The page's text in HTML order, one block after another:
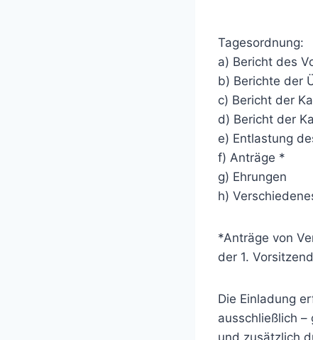
Tagesordnung:
a) Bericht des
b) Berichte der
c) Bericht der
d) Bericht der
e) Entlastung
f) Anträge *
g) Ehrungen
h)
*Anträge von
der 1.
Die Einladung
ausschließlich